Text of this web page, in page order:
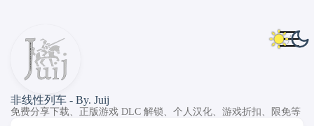
非线性列车 - By. Juij
免费分享下载、正版游戏 DLC 解锁、个人汉化、游戏折扣、限免等